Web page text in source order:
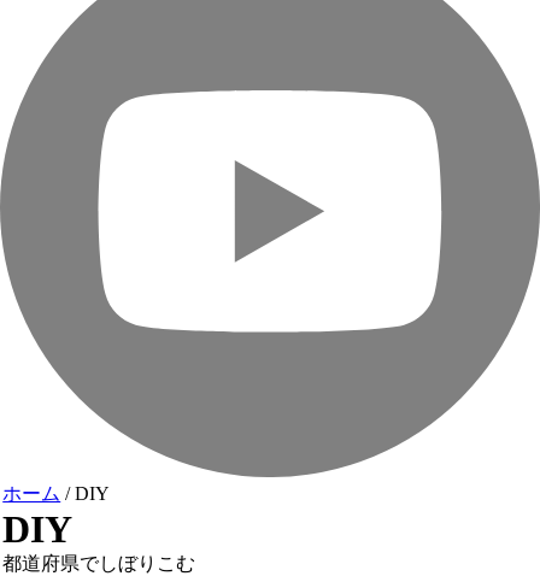
ホーム /DIY
DIY
都道府県でしぼりこむ